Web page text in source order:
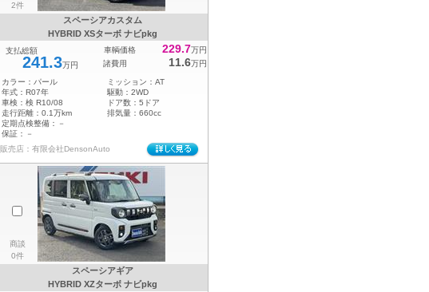
2件
スペーシアカスタム
HYBRID XSターボ ナビpkg
支払総額
241.3万円
車輌価格 229.7万円
諸費用
11.6万円
カラー： パール ミッション： AT
年式： R07年 駆動： 2WD
車検： 検 R10/08 ドア数： 5ドア
走行距離： 0.1万km 排気量： 660cc
定期点検整備：
－
保証：
－
販売店：有限会社DensonAuto
商談
0件
スペーシアギア
HYBRID XZターボ ナビpkg